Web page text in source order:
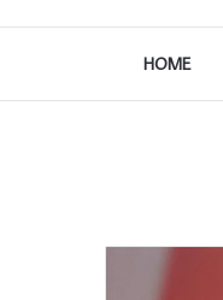
HOME